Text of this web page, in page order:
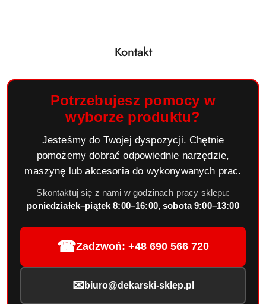
Kontakt
Potrzebujesz pomocy w
wyborze produktu?
Jesteśmy do Twojej dyspozycji. Chętnie
pomożemy dobrać odpowiednie narzędzie,
maszynę lub akcesoria do wykonywanych prac.
Skontaktuj się z nami w godzinach pracy sklepu:
poniedziałek–piątek 8:00–16:00, sobota 9:00–13:00
☎Zadzwoń: +48 690 566 720
✉ biuro@dekarski-sklep.pl